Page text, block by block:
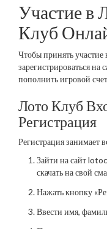
Участие в
Клуб
Чтобы принять участие
зарегистрироваться
пополнить игровой
Лото Клуб
Регистрация
Регистрация занимает
Зайти на сайт
скачать на свой
Нажать кнопку
Ввести имя,